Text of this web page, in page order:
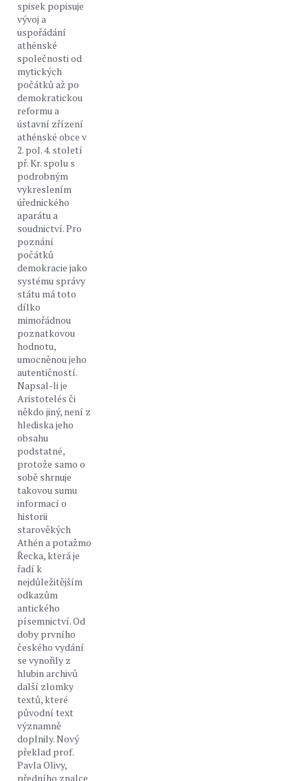
spisek popisuje
vývoj a
uspořádání
athénské
společnosti od
mytických
počátků až po
demokratickou
reformu a
ústavní zřízení
athénské obce v
2. pol. 4. století
př. Kr. spolu s
podrobným
vykreslením
úřednického
aparátu a
soudnictví. Pro
poznání
počátků
demokracie jako
systému správy
státu má toto
dílko
mimořádnou
poznatkovou
hodnotu,
umocněnou jeho
autentičností.
Napsal-li je
Aristotelés či
někdo jiný, není z
hlediska jeho
obsahu
podstatné,
protože samo o
sobě shrnuje
takovou sumu
informací o
historii
starověkých
Athén a potažmo
Řecka, která je
řadí k
nejdůležitějším
odkazům
antického
písemnictví. Od
doby prvního
českého vydání
se vynořily z
hlubin archivů
další zlomky
textů, které
původní text
významně
doplnily. Nový
překlad prof.
Pavla Olivy,
předního znalce